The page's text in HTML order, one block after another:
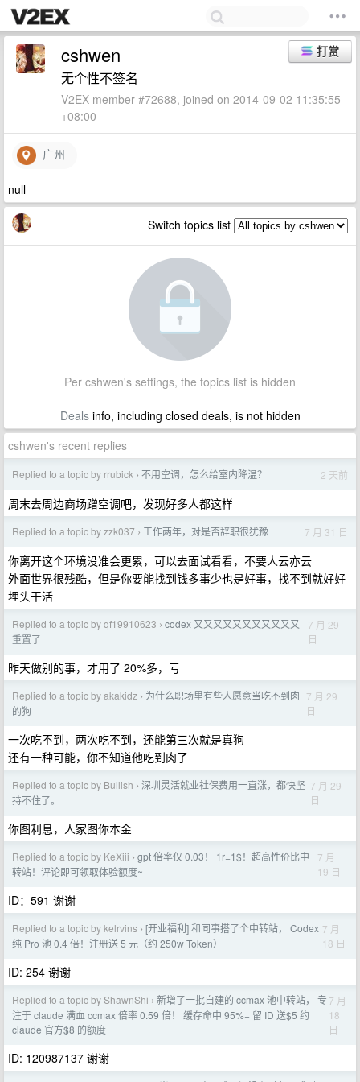
打赏
cshwen
无个性不签名
V2EX member #72688, joined on 2014-09-02 11:35:55
+08:00
广州
null
Switch topics list
Per cshwen's settings, the topics list is hidden
Dealsinfo, including closed deals, is not hidden
cshwen's recent replies
Replied to a topic by rrubick › 不用空调，怎么给室内降温？ 2 天前
周末去周边商场蹭空调吧，发现好多人都这样
Replied to a topic by zzk037 › 工作两年，对是否辞职很犹豫 7 月 31 日
你离开这个环境没准会更累，可以去面试看看，不要人云亦云
外面世界很残酷，但是你要能找到钱多事少也是好事，找不到就好好
埋头干活
Replied to a topic by qf19910623 › codex 又又又又又又又又又又又
重置了
7 月 29
日
昨天做别的事，才用了 20%多，亏
Replied to a topic by akakidz › 为什么职场里有些人愿意当吃不到肉
的狗
7 月 29
日
一次吃不到，两次吃不到，还能第三次就是真狗
还有一种可能，你不知道他吃到肉了
Replied to a topic by Bullish › 深圳灵活就业社保费用一直涨，都快坚
持不住了。
7 月 29
日
你图利息，人家图你本金
Replied to a topic by KeXiii › gpt 倍率仅 0.03！ 1r=1$！超高性价比中
转站！评论即可领取体验额度~
7 月
19 日
ID：591 谢谢
Replied to a topic by kelrvins › [开业福利] 和同事搭了个中转站， Codex
纯 Pro 池 0.4 倍！注册送 5 元（约 250w Token）
7 月
18 日
ID: 254 谢谢
Replied to a topic by ShawnShi › 新增了一批自建的 ccmax 池中转站， 专
注于 claude 满血 ccmax 倍率 0.59 倍！ 缓存命中 95%+ 留 ID 送$5 约
claude 官方$8 的额度
7 月
18
日
ID: 120987137 谢谢